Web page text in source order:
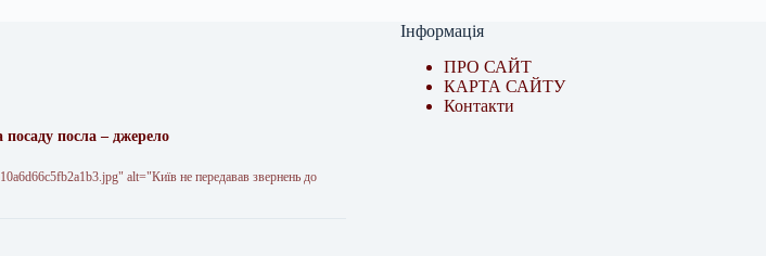
посла – джерело
alt="Київ не передавав звернень до
Інформація
ПРО САЙТ
КАРТА САЙТУ
Контакти